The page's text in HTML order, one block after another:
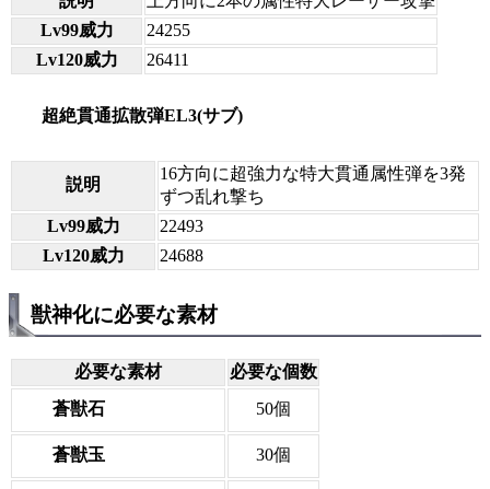
Lv99威力
24255
Lv120威力
26411
超絶貫通拡散弾EL3(サブ)
説明
16方向に超強力な特大貫通属性弾を3発
ずつ乱れ撃ち
Lv99威力
22493
Lv120威力
24688
獣神化に必要な素材
必要な素材
必要な個数
蒼獣石
50個
蒼獣玉 30個